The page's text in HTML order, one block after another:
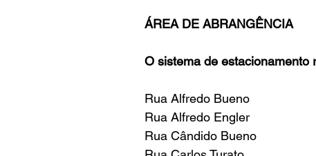
ÁREA DE ABRANGÊNCIA
O sistema de estacionamento
Rua Alfredo Bueno
Rua Alfredo Engler
Rua Cândido Bueno